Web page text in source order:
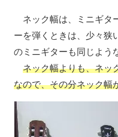
ネック幅は、ミニギタ
ーを弾くときは、少々狭
のミニギターも同じよう
ネック幅よりも、ネッ
なので、その分ネック幅